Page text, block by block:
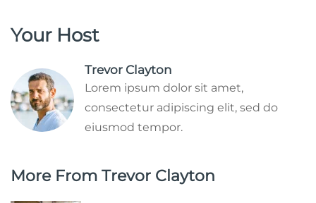
Your Host
Trevor Clayton
Lorem ipsum dolor sit amet,
consectetur adipiscing elit, sed do
eiusmod tempor.
More From Trevor Clayton